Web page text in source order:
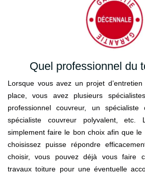
Quel professionnel du
Lorsque vous avez un projet
place, vous avez plusieurs
professionnel couvreur, un spécialiste
spécialiste couvreur polyvalent,
simplement faire le bon choix afin que le
choisissez puisse répondre
choisir, vous pouvez déjà vous faire
travaux toiture pour une éventuelle